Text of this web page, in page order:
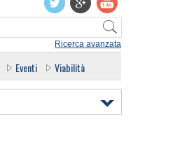
Ricerca avanzata
Eventi Viabilità